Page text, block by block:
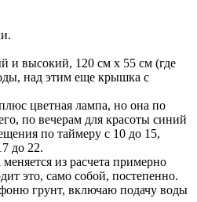
и высокий, 120 см х 55 см (где
над этим еще крышка с
цветная лампа, но она по
по вечерам для красоты синий
по таймеру с 10 до 15,
до 22.
из расчета примерно
это, само собой, постепенно.
грунт, включаю подачу воды